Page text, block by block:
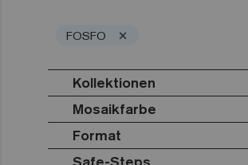
FOSFO ×
Kollektionen
Premium
Terrazzo
Gold
Mosaikfarbe
Weiß
Schwarz
Format